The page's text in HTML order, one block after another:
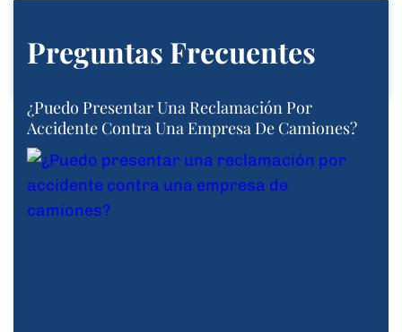
Preguntas Frecuentes
¿Puedo Presentar Una Reclamación Por
Accidente Contra Una Empresa De Camiones?